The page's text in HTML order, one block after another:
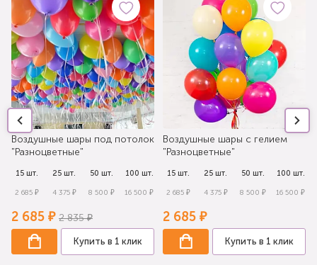
Воздушные шары под потолок
"Разноцветные"
15 шт.
2 685 ₽
25 шт.
4 375 ₽
50 шт.
8 500 ₽
100 шт.
16 500 ₽
2 685 ₽ 2 835 ₽
Купить в 1 клик
Воздушные шары с гелием
"Разноцветные"
15 шт.
2 685 ₽
25 шт.
4 375 ₽
50 шт.
8 500 ₽
100 шт.
16 500 ₽
2 685 ₽
Купить в 1 клик